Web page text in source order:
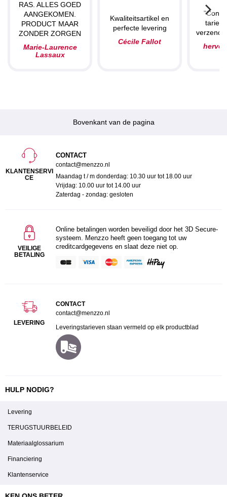
RAS. ALLES GOED
AANGEKOMEN.
PRODUCT MAAR
ZONDER ZORGEN
Marie-Laurence
Lassaux
Kwaliteitsartikel en
perfecte levering
Cécile Fallot
herve
Bovenkant van de pagina
KLANTENSERVI
CE
CONTACT
contact@menzzo.nl
Maandag t / m donderdag: 10.30 uur tot 18.00 uur
Vrijdag: 10.00 uur tot 14.00 uur
Zaterdag - zondag: gesloten
VEILIGE
BETALING
Online betalingen worden beveiligd door het 3D Secure-
systeem. Menzzo heeft geen toegang tot uw
creditcardgegevens en slaat deze niet op.
LEVERING
CONTACT
contact@menzzo.nl
Leveringstarieven staan vermeld op elk productblad
HULP NODIG?
Levering
TERUGSTUURBELEID
Materiaalglossarium
Financiering
Klantenservice